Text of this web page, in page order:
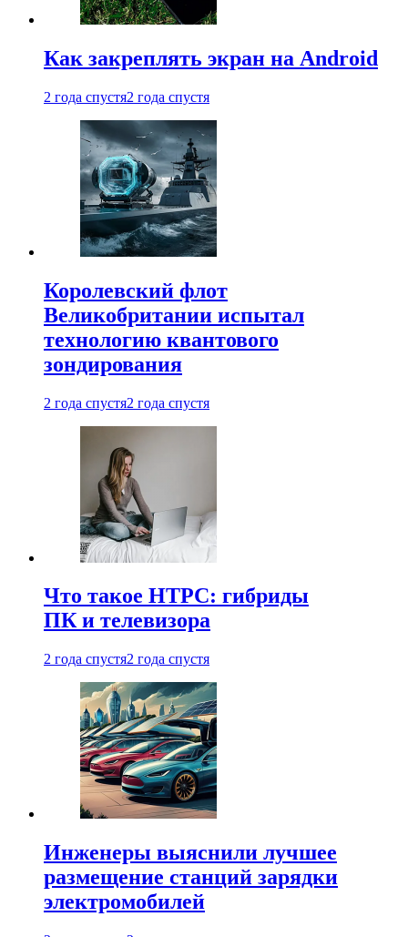
Как закреплять экран на Android
2 года спустя2 года спустя
Королевский флот
Великобритании испытал
технологию квантового
зондирования
2 года спустя2 года спустя
Что такое HTPC: гибриды
ПК и телевизора
2 года спустя2 года спустя
Инженеры выяснили лучшее
размещение станций зарядки
электромобилей